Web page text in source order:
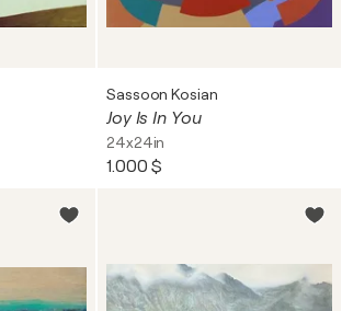
Sassoon Kosian
Joy Is In You
24x24in
1.000 $